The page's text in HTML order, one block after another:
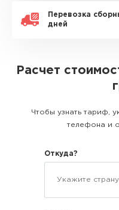
Перевозка
дней
Расчет
Чтобы узнать тариф,
телефона и
Откуда?